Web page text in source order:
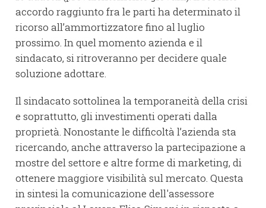
accordo raggiunto fra le parti ha determinato il
ricorso all’ammortizzatore fino al luglio
prossimo. In quel momento azienda e il
sindacato, si ritroveranno per decidere quale
soluzione adottare.
Il sindacato sottolinea la temporaneità della crisi
e soprattutto, gli investimenti operati dalla
proprietà. Nonostante le difficoltà l’azienda sta
ricercando, anche attraverso la partecipazione a
mostre del settore e altre forme di marketing, di
ottenere maggiore visibilità sul mercato. Questa
in sintesi la comunicazione dell'assessore